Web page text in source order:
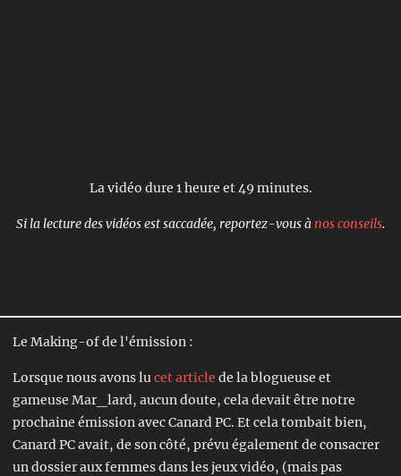
La vidéo dure 1 heure et 49 minutes.
Si la lecture des vidéos est saccadée, reportez-vous ànos conseils.
Le Making-of de l'émission :
Lorsque nous avons lucet article de la blogueuse et
gameuse Mar_lard, aucun doute, cela devait être notre
prochaine émission avec Canard PC. Et cela tombait bien,
Canard PC avait, de son côté, prévu également de consacrer
un dossier aux femmes dans les jeux vidéo, (mais pas